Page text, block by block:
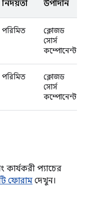
নির্দয়তা উপাদান
পরিমিত
ক্লোজড
সোর্স
কম্পোনেন্ট
পরিমিত
ক্লোজড
সোর্স
কম্পোনেন্ট
কার্যকরী প্যাচের
ফোরাম দেখুন।